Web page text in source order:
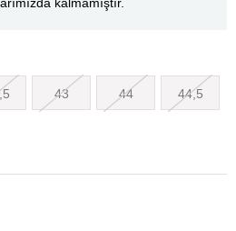
kalmamıştır.
43 44 44,5